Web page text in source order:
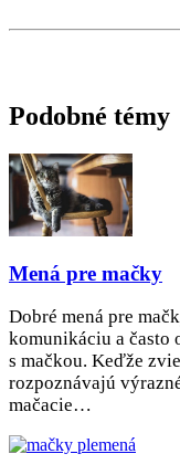
Podobné témy
Mená pre mačky
Dobré mená pre
komunikáciu a
s mačkou. Keďže
rozpoznávajú
mačacie…